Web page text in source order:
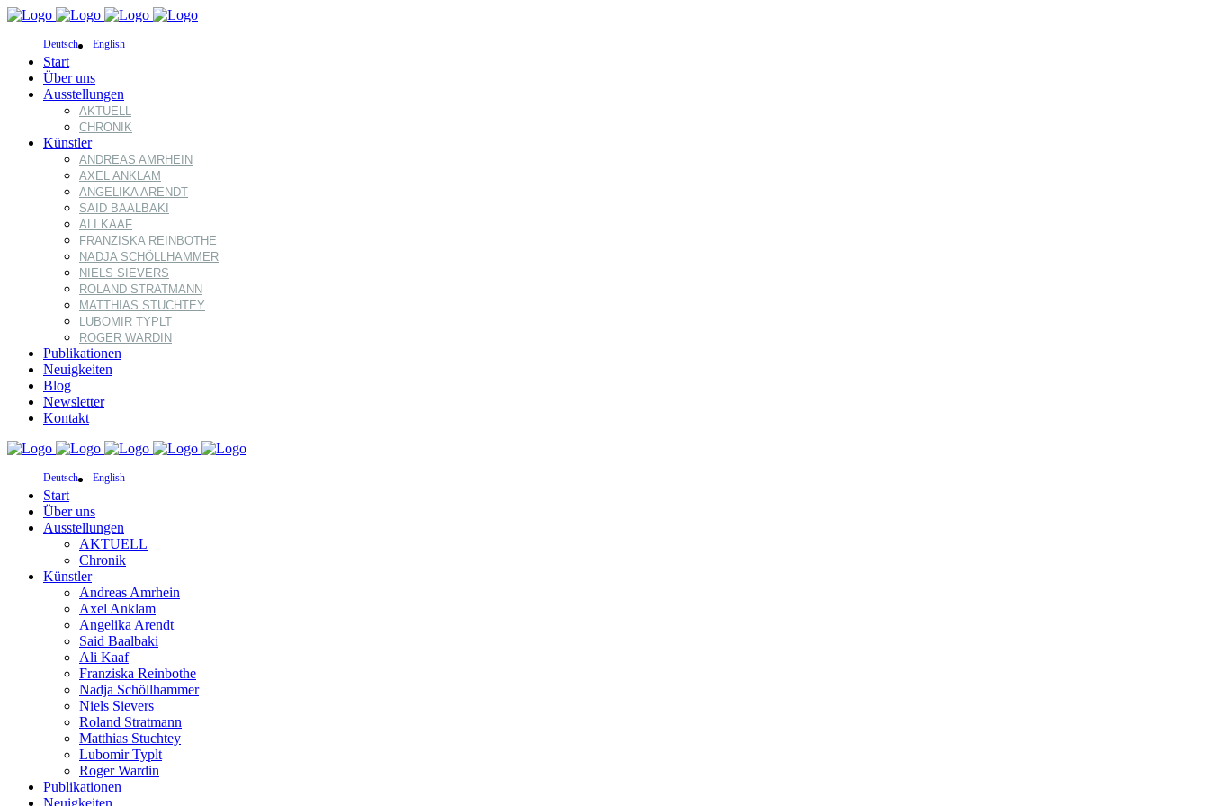
Deutsch English
Start
Über uns
Ausstellungen
AKTUELL
CHRONIK
Künstler
ANDREAS AMRHEIN
AXEL ANKLAM
ANGELIKA ARENDT
SAID BAALBAKI
ALI KAAF
FRANZISKA REINBOTHE
NADJA SCHÖLLHAMMER
NIELS SIEVERS
ROLAND STRATMANN
MATTHIAS STUCHTEY
LUBOMIR TYPLT
ROGER WARDIN
Publikationen
Neuigkeiten
Blog
Newsletter
Kontakt
Deutsch English
Start
Über uns
Ausstellungen
AKTUELL
Chronik
Künstler
Andreas Amrhein
Axel Anklam
Angelika Arendt
Said Baalbaki
Ali Kaaf
Franziska Reinbothe
Nadja Schöllhammer
Niels Sievers
Roland Stratmann
Matthias Stuchtey
Lubomir Typlt
Roger Wardin
Publikationen
Neuigkeiten